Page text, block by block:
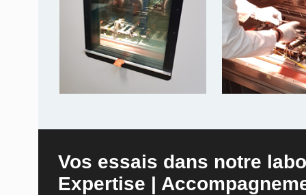
Vos essais dans notre
Expertise |